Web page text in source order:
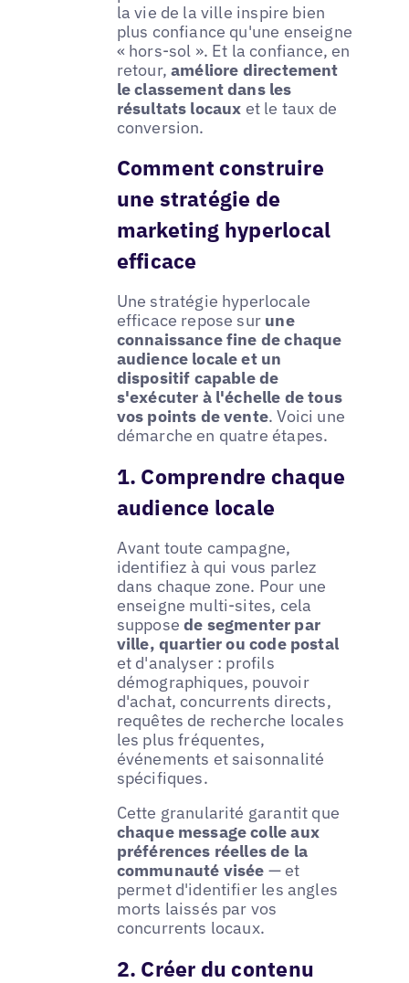
la vie de la ville inspire bien
plus confiance qu'une enseigne
« hors-sol ». Et la confiance, en
retour,améliore directement
le classement dans les
résultats locaux et le taux de
conversion.
Comment construire
une stratégie de
marketing hyperlocal
efficace
Une stratégie hyperlocale
efficace repose sur une
connaissance fine de chaque
audience locale et un
dispositif capable de
s'exécuter à l'échelle de tous
vos points de vente. Voici une
démarche en quatre étapes.
1. Comprendre chaque
audience locale
Avant toute campagne,
identifiez à qui vous parlez
dans chaque zone. Pour une
enseigne multi-sites, cela
supposede segmenter par
ville, quartier ou code postal
et d'analyser : profils
démographiques, pouvoir
d'achat, concurrents directs,
requêtes de recherche locales
les plus fréquentes,
événements et saisonnalité
spécifiques.
Cette granularité garantit que
chaque message colle aux
préférences réelles de la
communauté visée — et
permet d'identifier les angles
morts laissés par vos
concurrents locaux.
2. Créer du contenu